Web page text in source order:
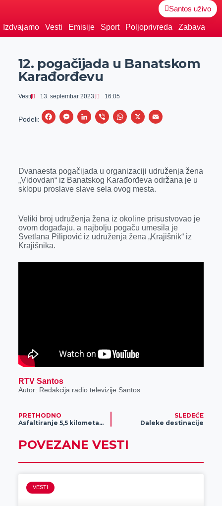
Santos uživo
Izdvajamo Vesti Emisije Sport Poljoprivreda Zabava
12. pogačijada u Banatskom
Karađorđevu
Vesti 13. septembar 2023. 16:05
Podeli:
F
b
o
M
e
n
e
r
L
e
d
n
V
r
W
s
A
X
E
l
Dvanaesta pogačijada u organizaciji udruženja žena
„Vidovdan“ iz Banatskog Karađorđeva održana je u
sklopu proslave slave sela ovog mesta.
Veliki broj udruženja žena iz okoline prisustvovao je
ovom događaju, a najbolju pogaču umesila je
Svetlana Pilipović iz udruženja žena „Krajišnik“ iz
Krajišnika.
RTV Santos
Autor: Redakcija radio televizije Santos
PRETHODNO
Asfaltiranje 5,5 kilometara alternativnog puta do Tomaševca krajem septembra meseca
SLEDEĆE
Daleke destinacije
POVEZANE VESTI
VESTI